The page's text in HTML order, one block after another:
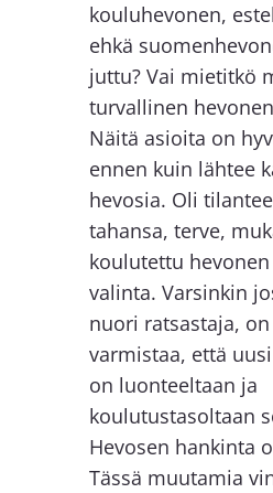
kouluhevonen,
ehkä
juttu? Vai mietitkö
turvallinen
Näitä asioita on
ennen kuin lähtee
hevosia. Oli
tahansa, terve,
koulutettu
valinta. Varsinkin
nuori ratsastaja,
varmistaa, että
on luonteeltaan ja
koulutustasoltaan
Hevosen hankinta
Tässä muutamia